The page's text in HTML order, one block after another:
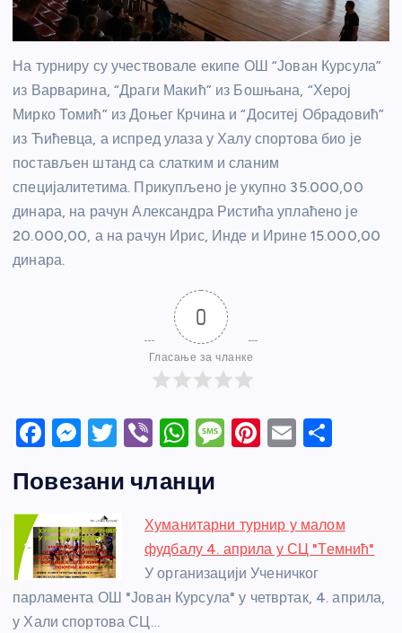
На турниру су учествовале екипе ОШ “Јован Курсула”
из Варварина, “Драги Макић” из Бошњана, “Херој
Мирко Томић” из Доњег Крчина и “Доситеј Обрадовић”
из Ћићевца, а испред улаза у Халу спортова био је
постављен штанд са слатким и сланим
специјалитетима. Прикупљено је укупно 35.000,00
динара, на рачун Александра Ристића уплаћено је
20.000,00, а на рачун Ирис, Инде и Ирине 15.000,00
динара.
0
Гласање за чланке
F
c
e
b
o
o
M
ss
e
n
g
er
T
itt
er
Vi
er
W
at
s
A
p
p
M
a
g
e
Pi
e
st
E
e
Повезани чланци
Хуманитарни турнир у малом
фудбалу 4. априла у СЦ "Темнић"
У организацији Ученичког
парламента ОШ "Јован Курсула" у четвртак, 4. априла,
у Хали спортова СЦ…